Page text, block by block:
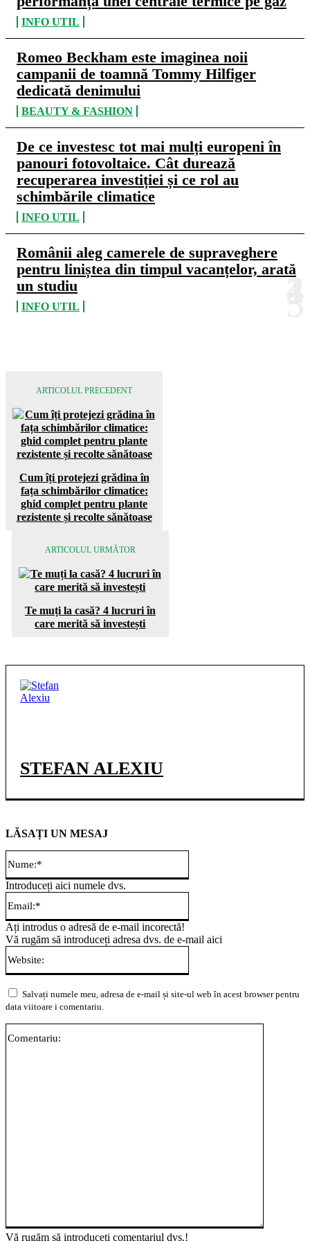
INFO UTIL
Romeo Beckham este imaginea noii
campanii de toamnă Tommy Hilfiger
dedicată denimului
BEAUTY & FASHION
De ce investesc tot mai mulți europeni în
panouri fotovoltaice. Cât durează
recuperarea investiției și ce rol au
schimbările climatice
INFO UTIL
Românii aleg camerele de supraveghere
pentru liniștea din timpul vacanțelor, arată
un studiu
INFO UTIL
ARTICOLUL PRECEDENT
Cum îți protejezi grădina în
fața schimbărilor climatice:
ghid complet pentru plante
rezistente și recolte sănătoase
ARTICOLUL URMĂTOR
Te muți la casă? 4 lucruri în
care merită să investești
STEFAN ALEXIU
LĂSAȚI UN MESAJ
Vă rugăm să introduceți comentariul dvs.!
Introduceți aici numele dvs.
Ați introdus o adresă de e-mail incorectă!
Vă rugăm să introduceți adresa dvs. de e-mail aici
Salvați numele meu, adresa de e-mail și site-ul web în acest browser pentru
data viitoare i comentariu.